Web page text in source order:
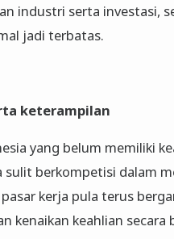
industri serta investasi,
jadi terbatas.
keterampilan
yang belum memiliki
berkompetisi dalam
kerja pula terus
kenaikan keahlian secara